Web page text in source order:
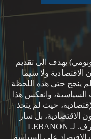
يهدف الى تقديم
ولا سيما
ينجح حتى هذه اللحظة
السياسية، وانعكس هذا
حيث لم يتخذ
الاقتصادية، بل سار
والاقتصاد في التيار السياسي الجارف. لـ LEBANON